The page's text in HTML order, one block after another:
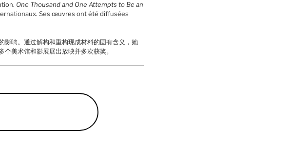
One Thousand and One Attempts to Be an
Ses œuvres ont été diffusées
影响。通过解构和重构现成材料的固有含义，她
美术馆和影展展出放映并多次获奖。